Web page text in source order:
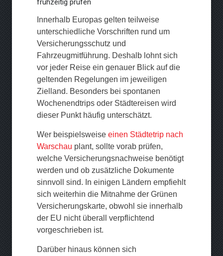
frühzeitig prüfen
Innerhalb Europas gelten teilweise
unterschiedliche Vorschriften rund um
Versicherungsschutz und
Fahrzeugmitführung. Deshalb lohnt sich
vor jeder Reise ein genauer Blick auf die
geltenden Regelungen im jeweiligen
Zielland. Besonders bei spontanen
Wochenendtrips oder Städtereisen wird
dieser Punkt häufig unterschätzt.
Wer beispielsweise einen Städtetrip nach
Warschau plant, sollte vorab prüfen,
welche Versicherungsnachweise benötigt
werden und ob zusätzliche Dokumente
sinnvoll sind. In einigen Ländern empfiehlt
sich weiterhin die Mitnahme der Grünen
Versicherungskarte, obwohl sie innerhalb
der EU nicht überall verpflichtend
vorgeschrieben ist.
Darüber hinaus können sich